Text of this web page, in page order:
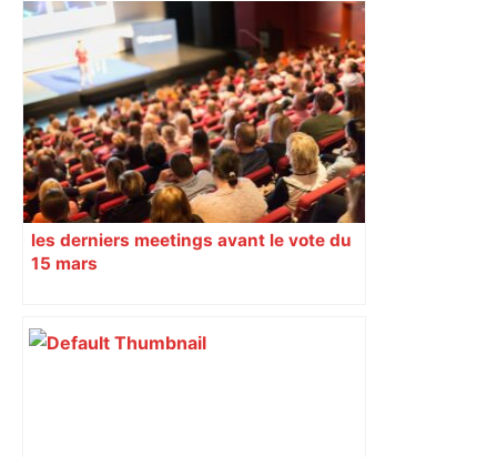
Musique, tapas et ambiance du Sud-
Ouest : les célèbres nocturnes du
marché Victor-Hugo font leur grand
retour à Toulouse – ladepeche.fr
les derniers meetings avant le vote du
15 mars